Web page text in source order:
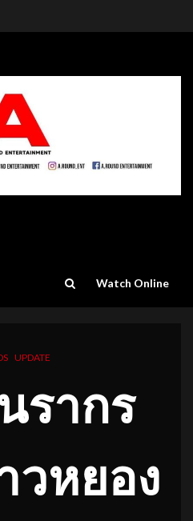
Watch Online
UPDATE
รากร
วหยอง